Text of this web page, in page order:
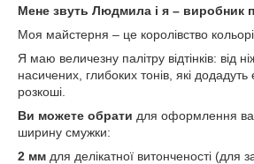
Мене звуть Людмила і я – виробник
Моя майстерня – це королівство
Я маю величезну палітру відтінків: від
насичених, глибоких тонів, які додадуть
розкоші.
Ви можете обрати для оформлення
ширину смужки:
2 мм для делікатної витонченості (для